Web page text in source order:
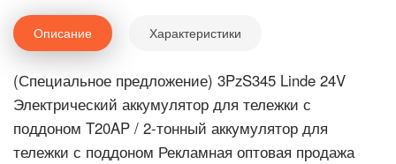
Описание Характеристики
(Специальное предложение) 3PzS345 Linde 24V
Электрический аккумулятор для тележки с
поддоном T20AP / 2-тонный аккумулятор для
тележки с поддоном Рекламная оптовая продажа